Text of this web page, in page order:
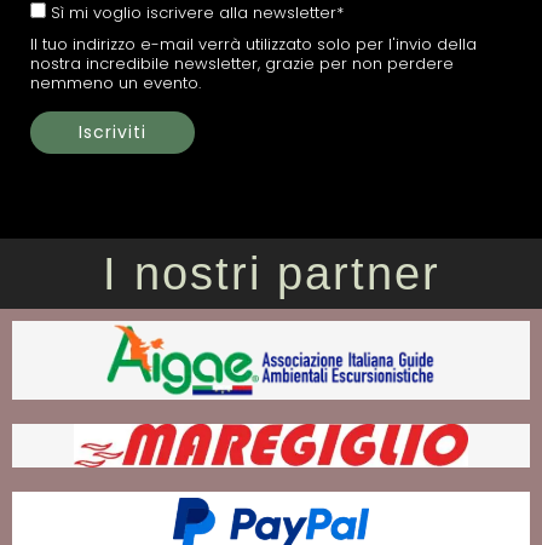
Sì mi voglio iscrivere alla newsletter*
Il tuo indirizzo e-mail verrà utilizzato solo per l'invio della
nostra incredibile newsletter, grazie per non perdere
nemmeno un evento.
I nostri partner